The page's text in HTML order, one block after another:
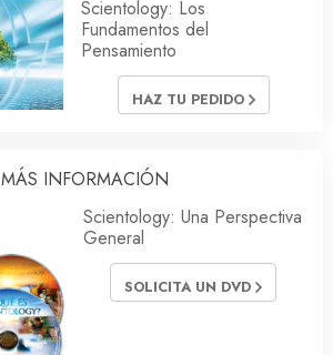
Scientology: Los
Fundamentos del
Pensamiento
HAZ TU PEDIDO
MÁS INFORMACIÓN
Scientology: Una Perspectiva
General
SOLICITA UN DVD